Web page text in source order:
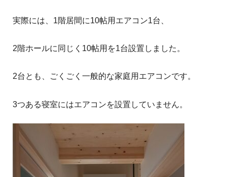
実際には、1階居間に10帖用エアコン1台、
2階ホールに同じく10帖用を1台設置しました。
2台とも、ごくごく一般的な家庭用エアコンです。
3つある寝室にはエアコンを設置していません。